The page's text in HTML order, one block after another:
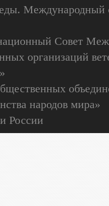
Международный
Совет
организаций
народов мира»
России